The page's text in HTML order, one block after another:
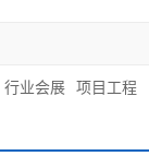
行业会展 项目工程